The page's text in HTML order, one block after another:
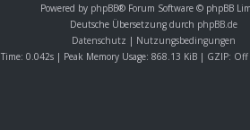
Powered by phpBB® Forum Software © phpBB
Deutsche Übersetzung durch phpBB.de
Datenschutz | Nutzungsbedingungen
Time: 0.042s| Peak Memory Usage: 868.13 KiB | GZIP: